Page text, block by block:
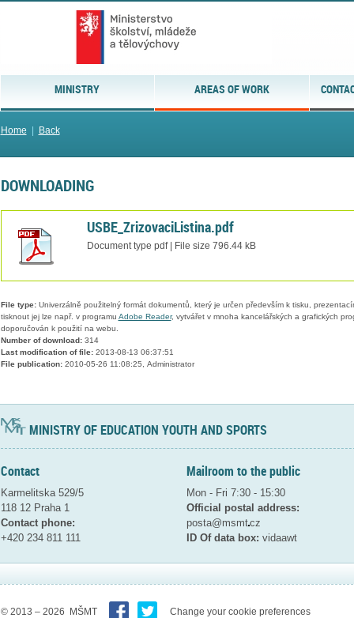
MINISTRY AREAS OF WORK
Home Back
DOWNLOADING
USBE_ZrizovaciListina.pdf
Document type pdf | File size 796.44 kB
File type:Univerzálně použitelný formát dokumentů, který je určen především k tisku,
tisknout jej lze např. v programu Adobe Reader, vytvářet v mnoha kancelářských a grafických
doporučován k použití na webu.
Number of download:314
Last modification of file:2013-08-13 06:37:51
File publication:2010-05-26 11:08:25, Administrator
MINISTRY OF EDUCATION YOUTH AND SPORTS
Contact
Karmelitska 529/5
118 12 Praha 1
Contact phone:
+420 234 811 111
Mailroom to the public
Mon - Fri 7:30 - 15:30
Official postal address:
posta@msmtcz
ID Of data box: vidaawt
© 2013 – 2026 MŠMT Change your cookie preferences